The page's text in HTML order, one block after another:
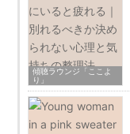
傾聴ラウンジ「ここよ
り」